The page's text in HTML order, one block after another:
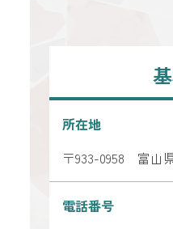
所在地
〒933-0958 富山
電話番号
ピックアップ
地元ライター記事
お得で便利なサービス